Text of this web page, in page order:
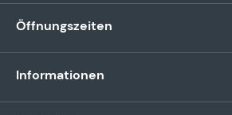
Öffnungszeiten
Informationen